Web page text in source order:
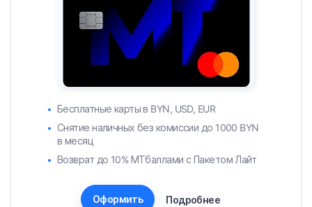
Бесплатные карты в BYN, USD, EUR
Снятие наличных без комиссии до 1000 BYN
в месяц
Возврат до 10% МТбаллами с Пакетом Лайт
Оформить Подробнее